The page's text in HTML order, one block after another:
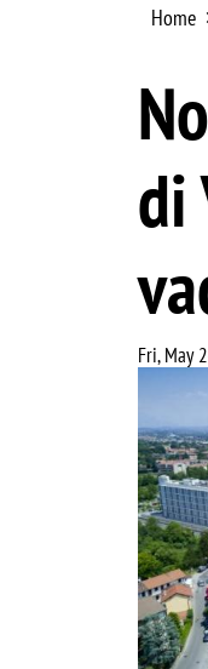
Home
di
Fri, May
Image